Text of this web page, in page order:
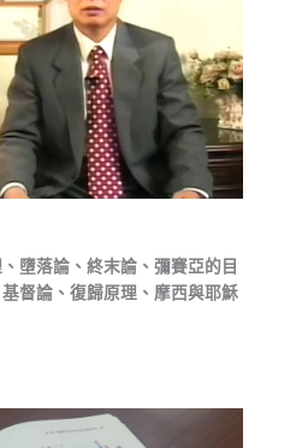
墮落論、終末論、彌賽亞的目
督論、復歸原理、摩西與耶穌